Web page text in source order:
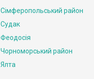
Сімферопольський район
Судак
Феодосія
Чорноморський район
Ялта